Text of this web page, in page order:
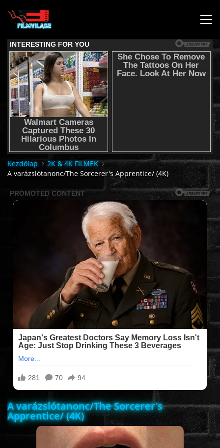
KEZDŐLAP
JOGI NYILATKOZAT,SEGÍTSÉG NYÚJTÁS,FELHASZNÁLÁSI
FELTÉTEL
AUDIO TRACK SWITCHING/HANGSÁV BEÁLLÍTÁSOK/
FILMEK (2023-AS)
FILMEK (2022-ES)
FELIRATOS FILMEK
VÍGJÁTÉK
Kezdőlap
2K & 4K FILMEK
A varázslótanonc/The Sorcerer's Apprentice/ (4K)
A varázslótanonc/The Sorcerer's
Apprentice/ (4K)